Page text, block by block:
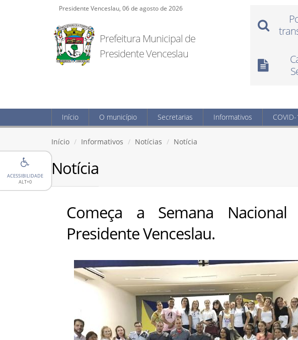
ACESSIBILIDADE
ALT+0
Presidente Venceslau, 06 de agosto de 2026
Prefeitura Municipal de
Presidente Venceslau
Início O município Secretarias Informativos
Início Informativos Notícias Notícia
Notícia
Começa a Semana
Presidente Venceslau.